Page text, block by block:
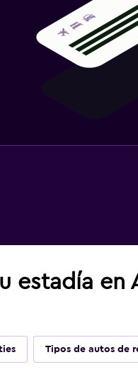
estadía en
Tipos de autos de